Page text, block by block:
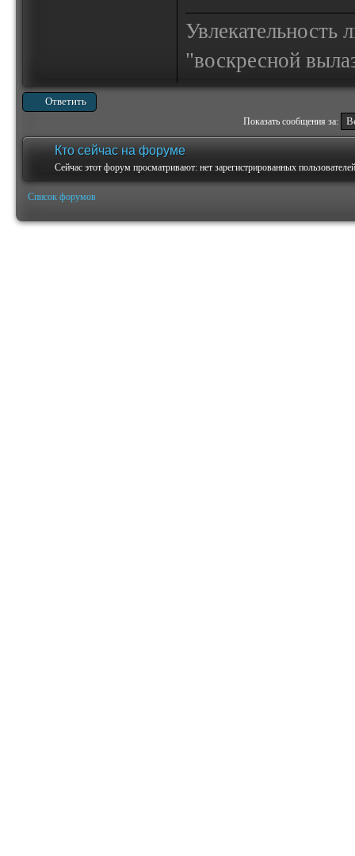
Увлекательность
"воскресной
Ответить
Показать сообщения за:
Кто сейчас на форуме
Сейчас этот форум просматривают: нет зарегистрированных
Список форумов